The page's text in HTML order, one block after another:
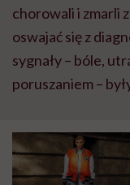
chorowali i zmarli
oswajać się z
sygnały – bóle,
poruszaniem –